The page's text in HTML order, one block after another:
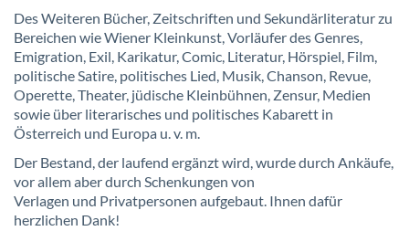
Des Weiteren Bücher, Zeitschriften und Sekundärliteratur zu
Bereichen wie Wiener Kleinkunst, Vorläufer des Genres,
Emigration, Exil, Karikatur, Comic, Literatur, Hörspiel, Film,
politische Satire, politisches Lied, Musik, Chanson, Revue,
Operette, Theater, jüdische Kleinbühnen, Zensur, Medien
sowie über literarisches und politisches Kabarett in
Österreich und Europa u. v. m.
Der Bestand, der laufend ergänzt wird, wurde durch Ankäufe,
vor allem aber durch Schenkungen von
Verlagen und Privatpersonen aufgebaut. Ihnen dafür
herzlichen Dank!